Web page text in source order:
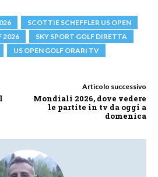
SCOTTIE SCHEFFLER US OPEN
2026
SKY SPORT GOLF DIRETTA
US OPEN GOLF ORARI TV
Articolo successivo
Mondiali 2026, dove vedere
le partite in tv da oggi a
domenica